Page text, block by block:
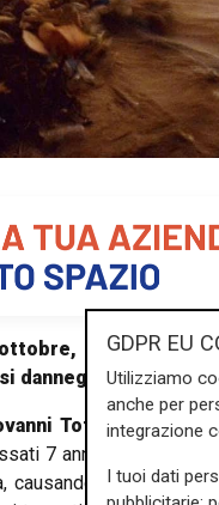
un'alluvione
danneggiamenti nel
Toti,
ha ricordato
7 anni dalla
causando la morte di
GDPR EU
Utilizziamo
anche per
integrazione
I tuoi dati